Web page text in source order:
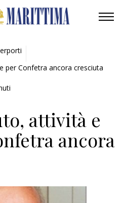
per Confetra ancora cresciuta
attività e
ancora